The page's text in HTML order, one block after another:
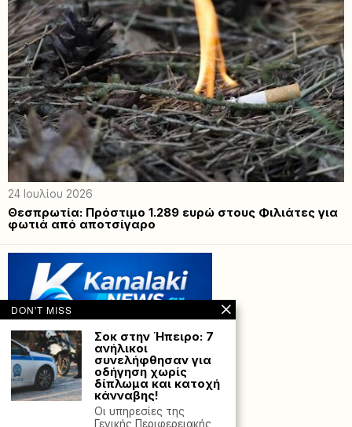
24 Ιουλίου 2026
Θεσπρωτία: Πρόστιμο 1.289 ευρώ στους Φιλιάτες για
φωτιά από αποτσίγαρο
by Hostville”)
DON'T MISS
Σοκ στην Ήπειρο: 7
ανήλικοι
συνελήφθησαν για
οδήγηση χωρίς
δίπλωμα και κατοχή
κάνναβης!
Οι υπηρεσίες της
Γενικής Περιφερειακής